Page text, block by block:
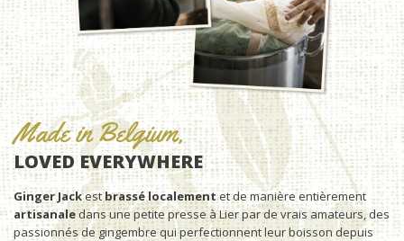
Made in Belgium,
LOVED EVERYWHERE
Ginger Jackestbrassé localementet de manière entièrement
artisanaledans une petite presse à Lier par de vrais amateurs, des
passionnés de gingembre qui perfectionnent leur boisson depuis